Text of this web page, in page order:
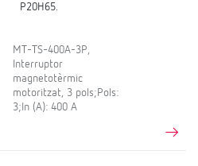
P20H65.
MT-TS-400A-3P,
Interruptor
magnetotèrmic
motoritzat, 3 pols;Pols:
3;In (A): 400 A